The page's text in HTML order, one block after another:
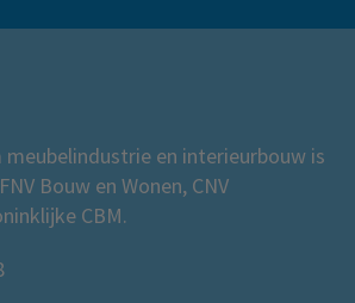
meubelindustrie en interieurbouw is
Bouw en Wonen, CNV
CBM.